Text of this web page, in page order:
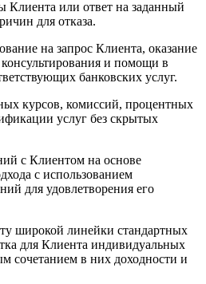
Клиента или ответ на заданный
для отказа.
на запрос Клиента, оказание
и помощи в
банковских услуг.
курсов, комиссий, процентных
услуг без скрытых
с Клиентом на основе
с использованием
для удовлетворения его
широкой линейки стандартных
для Клиента индивидуальных
сочетанием в них доходности и